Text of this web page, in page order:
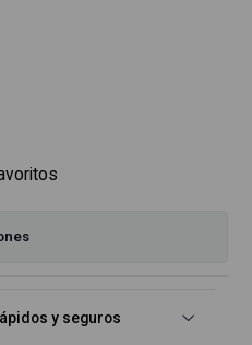
y seguros